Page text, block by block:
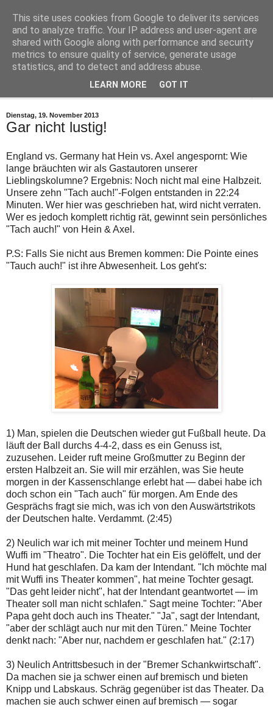
Leser-Kurier
Die Internet-Zeitung für Bremen
Dienstag, 19. November 2013
Gar nicht lustig!
England vs. Germany hat Hein vs. Axel angespornt: Wie
lange bräuchten wir als Gastautoren unserer
Lieblingskolumne? Ergebnis: Noch nicht mal eine Halbzeit.
Unsere zehn "Tach auch!"-Folgen entstanden in 22:24
Minuten. Wer hier was geschrieben hat, wird nicht verraten.
Wer es jedoch komplett richtig rät, gewinnt sein persönliches
"Tach auch!" von Hein & Axel.
P.S: Falls Sie nicht aus Bremen kommen: Die Pointe eines
"Tauch auch!" ist ihre Abwesenheit. Los geht's:
1) Man, spielen die Deutschen wieder gut Fußball heute. Da
läuft der Ball durchs 4-4-2, dass es ein Genuss ist,
zuzusehen. Leider ruft meine Großmutter zu Beginn der
ersten Halbzeit an. Sie will mir erzählen, was Sie heute
morgen in der Kassenschlange erlebt hat — dabei habe ich
doch schon ein "Tach auch" für morgen. Am Ende des
Gesprächs fragt sie mich, was ich von den Auswärtstrikots
der Deutschen halte. Verdammt. (2:45)
2) Neulich war ich mit meiner Tochter und meinem Hund
Wuffi im "Theatro". Die Tochter hat ein Eis gelöffelt, und der
Hund hat geschlafen. Da kam der Intendant. "Ich möchte mal
mit Wuffi ins Theater kommen", hat meine Tochter gesagt.
"Das geht leider nicht", hat der Intendant geantwortet — im
Theater soll man nicht schlafen." Sagt meine Tochter: "Aber
Papa geht doch auch ins Theater." "Ja", sagt der Intendant,
"aber der schlägt auch nur mit den Türen." Meine Tochter
denkt nach: "Aber nur, nachdem er geschlafen hat." (2:17)
3) Neulich Antrittsbesuch in der "Bremer Schankwirtschaft".
Da machen sie ja schwer einen auf bremisch und bieten
Knipp und Labskaus. Schräg gegenüber ist das Theater. Da
machen sie auch schwer einen auf bremisch — sogar
This site uses cookies from Google to deliver its services
and to analyze traffic. Your IP address and user-agent are
shared with Google along with performance and security
metrics to ensure quality of service, generate usage
statistics, and to detect and address abuse.
LEARN MORE GOT IT